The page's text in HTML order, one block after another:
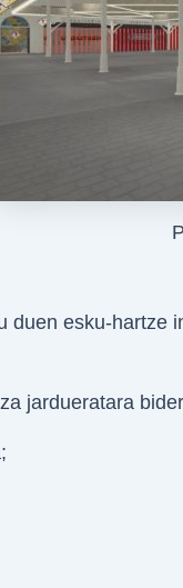
duen esku-hartze
jardueratara